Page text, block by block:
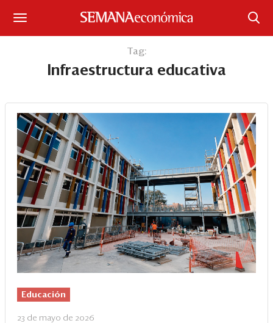
Iniciar sesión
Portada
¿Qué está pasando?
Sectores y Empresas
Management
Economía y Finanzas
Legal y Política
Eventos
Blogs
Tag:
Infraestructura educativa
Educación
23 de mayo de 2026